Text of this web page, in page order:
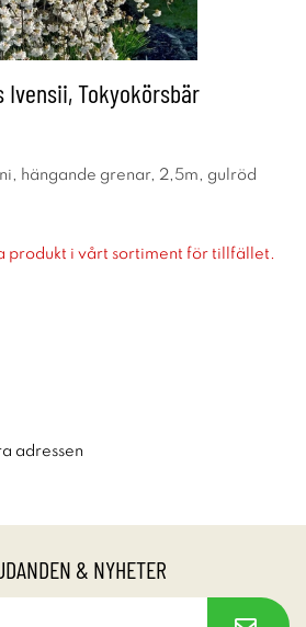
Ivensii, Tokyokörsbär
hängande grenar, 2,5m, gulröd
produkt i vårt sortiment för tillfället.
adressen
& NYHETER